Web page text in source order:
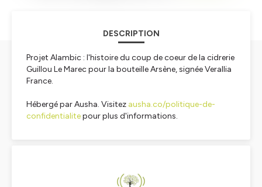
DESCRIPTION
Projet Alambic : l'histoire du coup de coeur de la cidrerie
Guillou Le Marec pour la bouteille Arsène, signée Verallia
France.
Hébergé par Ausha. Visitez ausha.co/politique-de-
confidentialitepour plus d'informations.